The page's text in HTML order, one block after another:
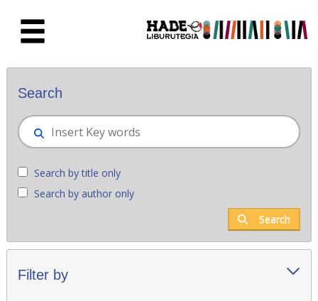
New books - Liburutegia
Search
Search by title only
Search by author only
Search
Filter by